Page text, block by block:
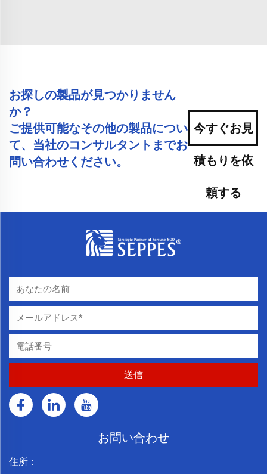
お探しの製品が見つかりません
か？
ご提供可能なその他の製品につい
て、当社のコンサルタントまでお
問い合わせください。
今すぐお見
積もりを依
頼する
お問い合わせ
住所：